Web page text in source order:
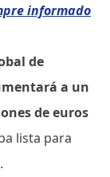
informado
de
a un
de euros
lista para